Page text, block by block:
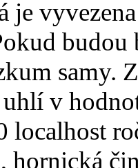
je
samy.
uhlí v
localhost
hornická